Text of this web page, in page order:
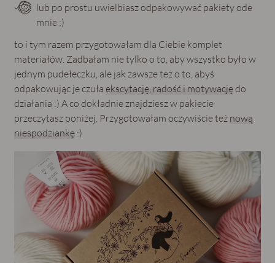
lub po prostu uwielbiasz odpakowywać pakiety ode
mnie ;)
to i tym razem przygotowałam dla Ciebie komplet
materiałów. Zadbałam nie tylko o to, aby wszystko było w
jednym pudełeczku, ale jak zawsze też o to, abyś
odpakowując je czułaekscytację, radość i motywacjędo
działania :) A co dokładnie znajdziesz w pakiecie
przeczytasz poniżej. Przygotowałam oczywiście też nową
niespodziankę :)